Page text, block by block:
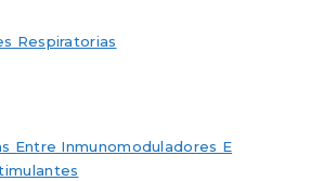
Respiratorias
Entre Inmunomoduladores E